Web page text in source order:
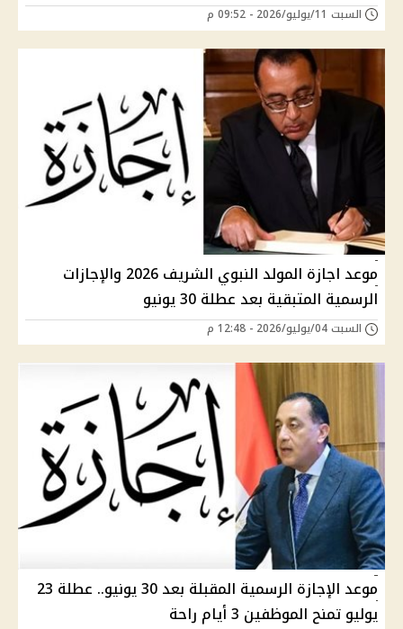
السبت 11/يوليو/2026 - 09:52 م
موعد اجازة المولد النبوي الشريف 2026 والإجازات
الرسمية المتبقية بعد عطلة 30 يونيو
السبت 04/يوليو/2026 - 12:48 م
موعد الإجازة الرسمية المقبلة بعد 30 يونيو.. عطلة 23
يوليو تمنح الموظفين 3 أيام راحة